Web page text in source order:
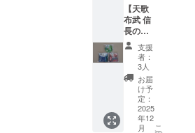
の香川県綾
川町ではも
のづくり学
校モノハウ
スという学
城として利
(2025)
■芸術祭
運営時
であり
作家で
もある
香川県
在住の
石原 多
恵がデ
ザイン
【天歌
布武 信
長の音
楽ミニ
アルバ
ム(CD)
『綾川
の山な
み』＆
『天下
統一プ
支援
者：
3人
お届
け予
定：
2025
年12
月
こ